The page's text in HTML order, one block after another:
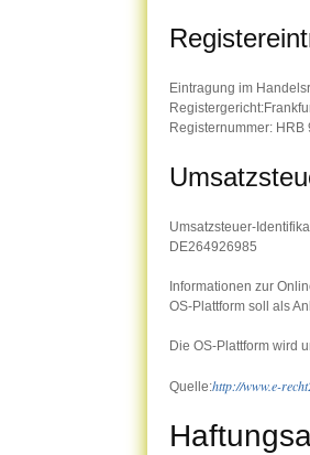
Eintragung im
Registernummer: HRB
Umsatzsteuer-
DE264926985
Informationen zur
OS-Plattform soll als
Die OS-Plattform wird
Quelle:http://www.e-